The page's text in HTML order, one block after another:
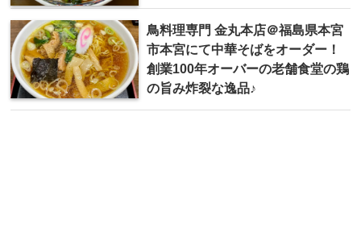
鳥料理専門 金丸本店＠福島県本宮
市本宮にて中華そばをオーダー！
創業100年オーバーの老舗食堂の鶏
の旨み炸裂な逸品♪